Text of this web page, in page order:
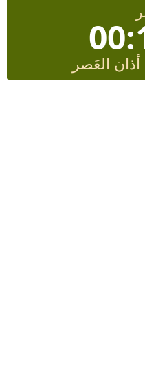
العَصر